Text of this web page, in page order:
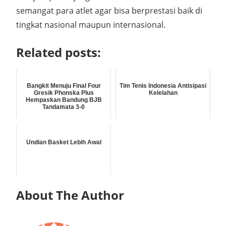
semangat para atlet agar bisa berprestasi baik di
tingkat nasional maupun internasional.
Related posts:
Bangkit Menuju Final Four
Gresik Phonska Plus
Hempaskan Bandung BJB
Tandamata 3-0
Tim Tenis Indonesia Antisipasi
Kelelahan
Undian Basket Lebih Awal
About The Author